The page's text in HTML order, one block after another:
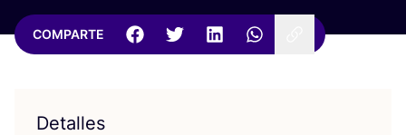
COMPARTE
Detalles